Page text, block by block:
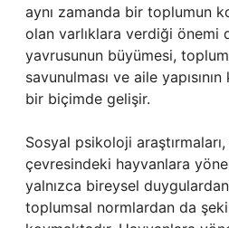
aynı zamanda bir toplumun
olan varlıklara verdiği önemi
yavrusunun büyümesi,
savunulması ve aile
bir biçimde gelişir.
Sosyal psikoloji araştırmaları,
çevresindeki hayvanlara
yalnızca bireysel
toplumsal normlardan da